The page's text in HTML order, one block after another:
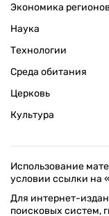
Экономика регионов
Наука
Технологии
Среда обитания
Церковь
Культура
Использование
условии ссылки на
Для интернет-
поисковых систем,